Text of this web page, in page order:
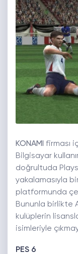
KONAMI
firması
Bilgisayar
doğrultuda
yakalamasıyla
platformunda
Bununla birlikte
kulüplerin
isimleriyle
PES 6